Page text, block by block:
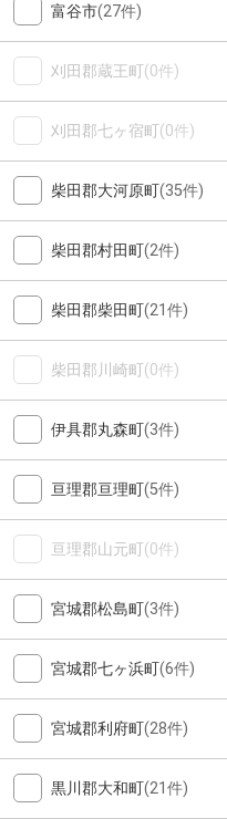
富谷市(27件)
刈田郡蔵王町(0件)
刈田郡七ヶ宿町(0件)
柴田郡大河原町(35件)
柴田郡村田町(2件)
柴田郡柴田町(21件)
柴田郡川崎町(0件)
伊具郡丸森町(3件)
亘理郡亘理町(5件)
亘理郡山元町(0件)
宮城郡松島町(3件)
宮城郡七ヶ浜町(6件)
宮城郡利府町(28件)
黒川郡大和町(21件)